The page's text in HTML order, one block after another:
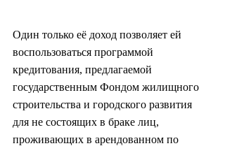
Один только её доход позволяет ей
воспользоваться программой
кредитования, предлагаемой
государственным Фондом жилищного
строительства и городского развития
для не состоящих в браке лиц,
проживающих в арендованном по